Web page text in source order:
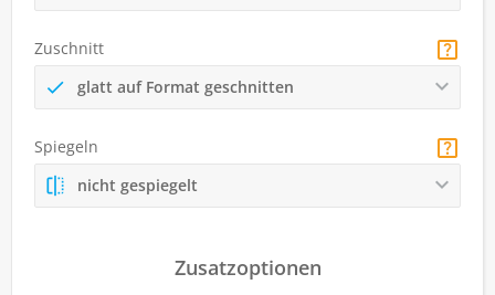
Zuschnitt
glatt auf Format geschnitten
Spiegeln
nicht gespiegelt
Zusatzoptionen